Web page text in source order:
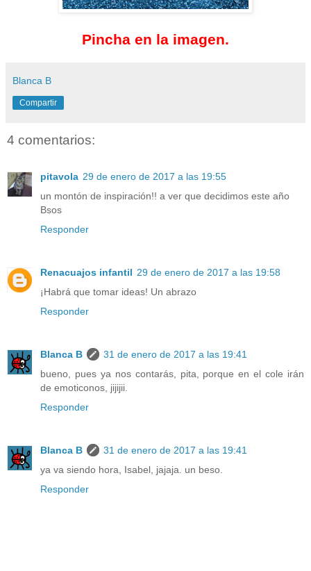
Pincha en la imagen.
Blanca B
Compartir
4 comentarios:
pitavola 29 de enero de 2017 a las 19:55
un montón de inspiración!! a ver que decidimos este año
Bsos
Responder
Renacuajos infantil 29 de enero de 2017 a las 19:58
¡Habrá que tomar ideas! Un abrazo
Responder
Blanca B
31 de enero de 2017 a las 19:41
bueno, pues ya nos contarás, pita, porque en el cole irán
de emoticonos, jijijii.
Responder
Blanca B
31 de enero de 2017 a las 19:41
ya va siendo hora, Isabel, jajaja. un beso.
Responder